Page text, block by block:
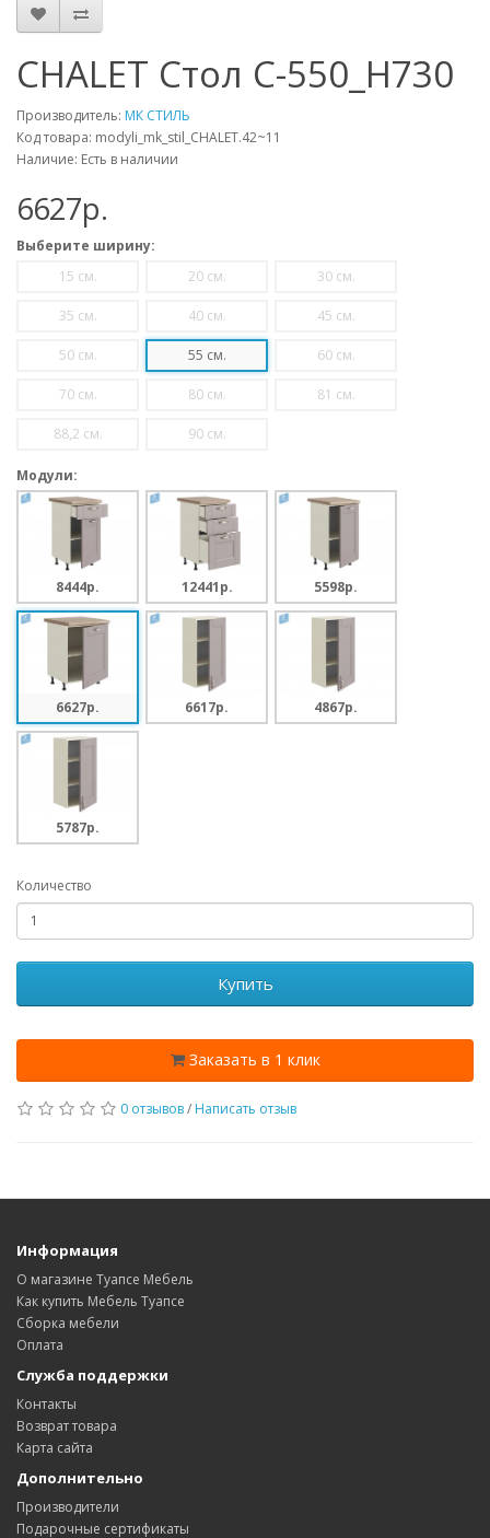
CHALET Стол С-550_Н730
Производитель: МК СТИЛЬ
Код товара: modyli_mk_stil_CHALET.42~11
Наличие: Есть в наличии
6627p.
Выберите ширину:
15 см.
20 см. 30 см.
35 см. 40 см. 45 см.
50 см. 55 см. 60 см.
70 см. 80 см. 81 см.
88,2 см. 90 см.
Модули:
8444p. 12441p. 5598p.
6627p. 6617p. 4867p.
5787p.
Количество
Купить
Заказать в 1 клик
0 отзывов/ Написать отзыв
Информация
О магазине Туапсе Мебель
Как купить Мебель Туапсе
Сборка мебели
Оплата
Служба поддержки
Контакты
Возврат товара
Карта сайта
Дополнительно
Производители
Подарочные сертификаты